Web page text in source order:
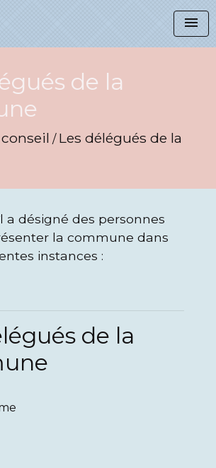
menu
de la
/ Les délégués de la
a désigné des personnes
la commune dans
instances :
de la